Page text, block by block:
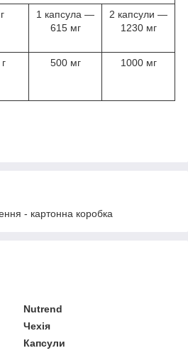
1 капсула —
615 мг
2 капсули —
1230 мг
500 мг 1000 мг
- картонна коробка
Nutrend
Чехія
Капсули